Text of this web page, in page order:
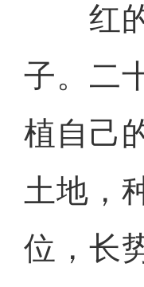
红的
子。二
植自己
土地，
位，长